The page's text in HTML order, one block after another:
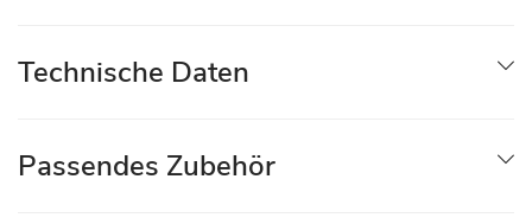
Technische Daten
Passendes Zubehör